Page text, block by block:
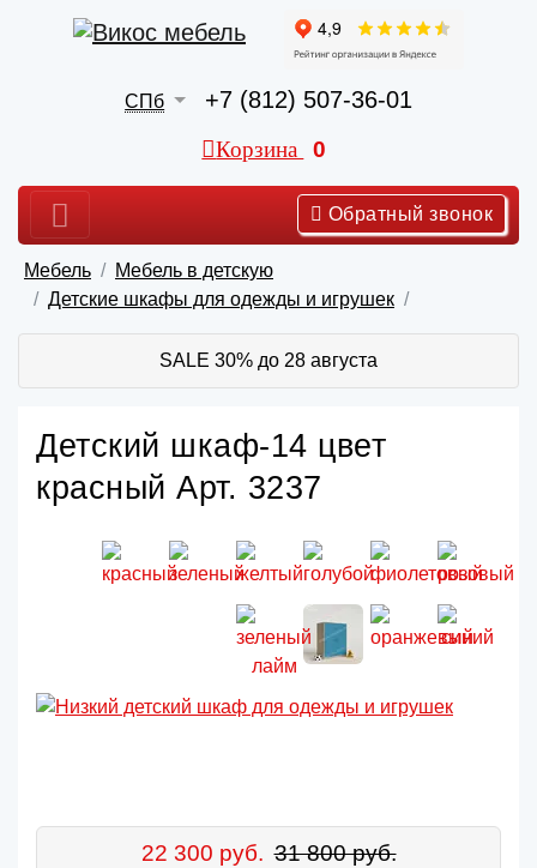
СПб +7 (812) 507-36-01
Корзина 0
Обратный звонок
Мебель
Мебель в детскую
Детские шкафы для одежды и игрушек
SALE 30% до 28 августа
Детский шкаф-14 цвет
красный Арт. 3237
22 300 руб. 31 800 руб.